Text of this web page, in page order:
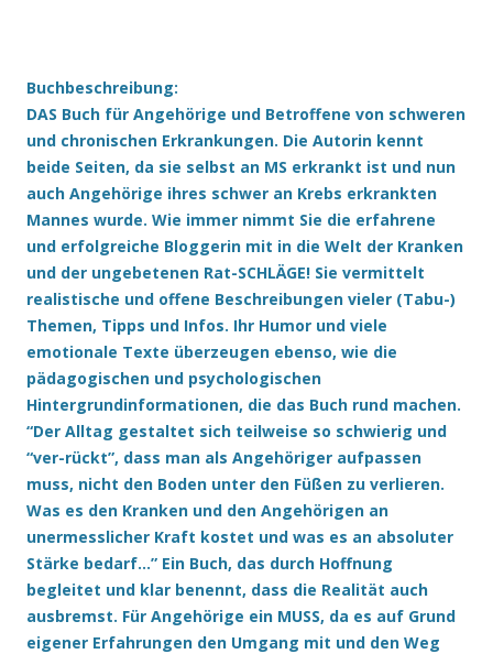
Buchbeschreibung:
DAS Buch für Angehörige und Betroffene von schweren
und chronischen Erkrankungen. Die Autorin kennt
beide Seiten, da sie selbst an MS erkrankt ist und nun
auch Angehörige ihres schwer an Krebs erkrankten
Mannes wurde. Wie immer nimmt Sie die erfahrene
und erfolgreiche Bloggerin mit in die Welt der Kranken
und der ungebetenen Rat-SCHLÄGE! Sie vermittelt
realistische und offene Beschreibungen vieler (Tabu-)
Themen, Tipps und Infos. Ihr Humor und viele
emotionale Texte überzeugen ebenso, wie die
pädagogischen und psychologischen
Hintergrundinformationen, die das Buch rund machen.
“Der Alltag gestaltet sich teilweise so schwierig und
“ver-rückt”, dass man als Angehöriger aufpassen
muss, nicht den Boden unter den Füßen zu verlieren.
Was es den Kranken und den Angehörigen an
unermesslicher Kraft kostet und was es an absoluter
Stärke bedarf…” Ein Buch, das durch Hoffnung
begleitet und klar benennt, dass die Realität auch
ausbremst. Für Angehörige ein MUSS, da es auf Grund
eigener Erfahrungen den Umgang mit und den Weg